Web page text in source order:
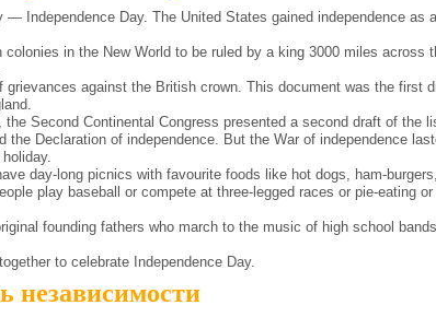
Independence Day. The United States gained independence as
in the New World to be ruled by a king 3000 miles across
against the British crown. This document was the first
Second Continental Congress presented a second draft of the
Declaration of independence. But the War of independence
day-long picnics with favourite foods like hot dogs, ham-
play baseball or compete at three-legged races or pie-eating or
founding fathers who march to the music of high school
to celebrate Independence Day.
независимости